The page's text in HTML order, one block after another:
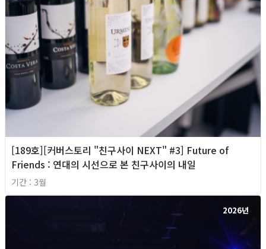
[189호][커버스토리 "친구사이 NEXT" #3] Future of
Friends : 연대의 시선으로 본 친구사이의 내일
기간 : 3월
2026년